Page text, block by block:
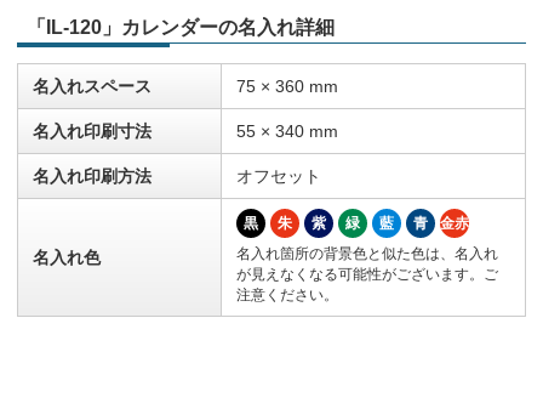
「IL-120」カレンダーの名入れ詳細
名入れスペース 75 × 360 mm
名入れ印刷寸法 55 × 340 mm
名入れ印刷方法 オフセット
名入れ色
黒 朱 紫 緑 藍 青
金赤
名入れ箇所の背景色と似た色は、名入れ
が見えなくなる可能性がございます。ご
注意ください。